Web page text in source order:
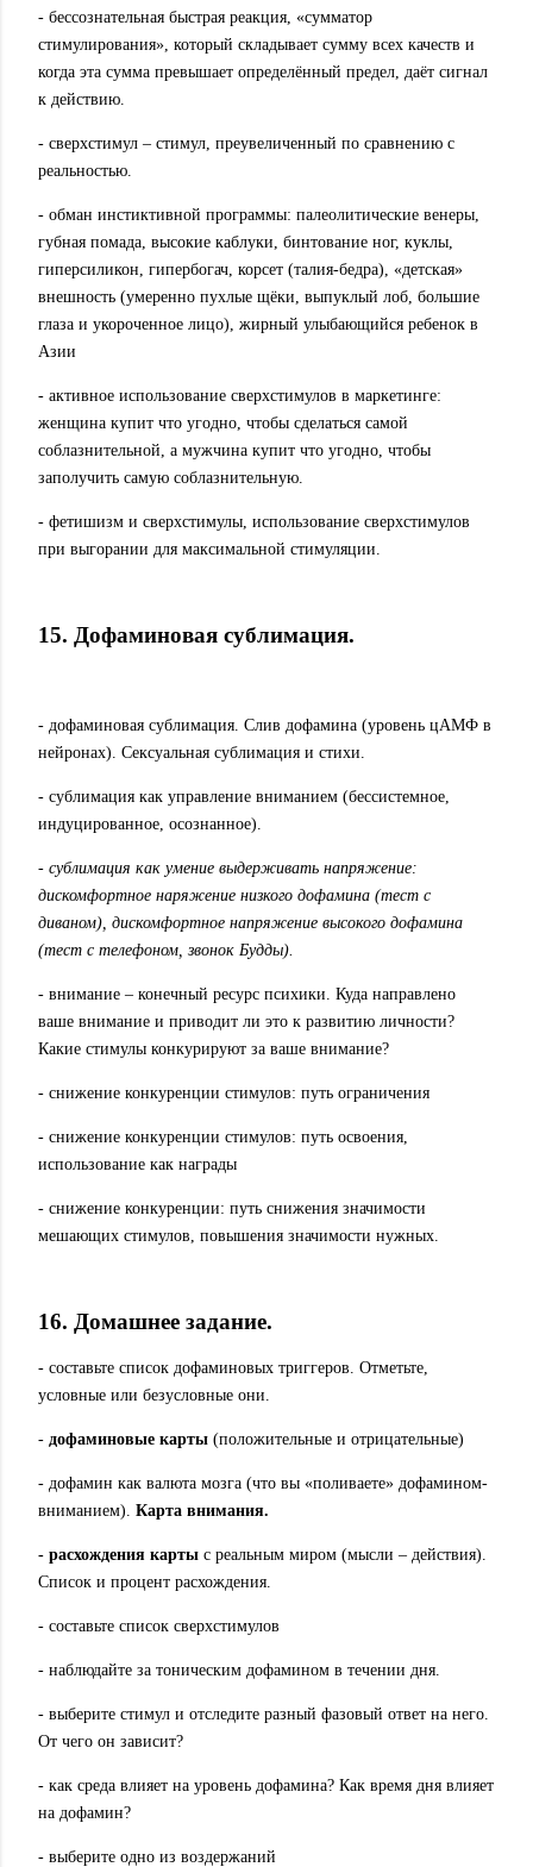
- бессознательная быстрая реакция, «сумматор
стимулирования», который складывает сумму всех качеств и
когда эта сумма превышает определённый предел, даёт сигнал
к действию.
- сверхстимул – стимул, преувеличенный по сравнению с
реальностью.
- обман инстиктивной программы: палеолитические венеры,
губная помада, высокие каблуки, бинтование ног, куклы,
гиперсиликон, гипербогач, корсет (талия-бедра), «детская»
внешность (умеренно пухлые щёки, выпуклый лоб, большие
глаза и укороченное лицо), жирный улыбающийся ребенок в
Азии
- активное использование сверхстимулов в маркетинге:
женщина купит что угодно, чтобы сделаться самой
соблазнительной, а мужчина купит что угодно, чтобы
заполучить самую соблазнительную.
- фетишизм и сверхстимулы, использование сверхстимулов
при выгорании для максимальной стимуляции.
15. Дофаминовая сублимация.
- дофаминовая сублимация. Слив дофамина (уровень цАМФ в
нейронах). Сексуальная сублимация и стихи.
- сублимация как управление вниманием (бессистемное,
индуцированное, осознанное).
- сублимация как умение выдерживать напряжение:
дискомфортное наряжение низкого дофамина (тест с
диваном), дискомфортное напряжение высокого дофамина
(тест с телефоном, звонок Будды).
- внимание – конечный ресурс психики. Куда направлено
ваше внимание и приводит ли это к развитию личности?
Какие стимулы конкурируют за ваше внимание?
- снижение конкуренции стимулов: путь ограничения
- снижение конкуренции стимулов: путь освоения,
использование как награды
- снижение конкуренции: путь снижения значимости
мешающих стимулов, повышения значимости нужных.
16. Домашнее задание.
- составьте список дофаминовых триггеров. Отметьте,
условные или безусловные они.
- дофаминовые карты (положительные и отрицательные)
- дофамин как валюта мозга (что вы «поливаете» дофамином-
вниманием). Карта внимания.
- расхождения карты с реальным миром (мысли – действия).
Список и процент расхождения.
- составьте список сверхстимулов
- наблюдайте за тоническим дофамином в течении дня.
- выберите стимул и отследите разный фазовый ответ на него.
От чего он зависит?
- как среда влияет на уровень дофамина? Как время дня влияет
на дофамин?
- выберите одно из воздержаний